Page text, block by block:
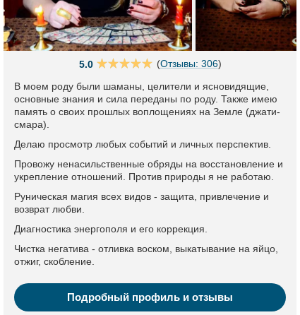
5.0 (Отзывы: 306)
В моем роду были шаманы, целители и ясновидящие,
основные знания и сила переданы по роду. Также имею
память о своих прошлых воплощениях на Земле (джати-
смара).
Делаю просмотр любых событий и личных перспектив.
Провожу ненасильственные обряды на восстановление и
укрепление отношений. Против природы я не работаю.
Руническая магия всех видов - защита, привлечение и
возврат любви.
Диагностика энергополя и его коррекция.
Чистка негатива - отливка воском, выкатывание на яйцо,
отжиг, скобление.
Подробный профиль и отзывы